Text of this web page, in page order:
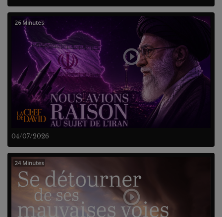
04/07/2026
26 Minutes
24 Minutes